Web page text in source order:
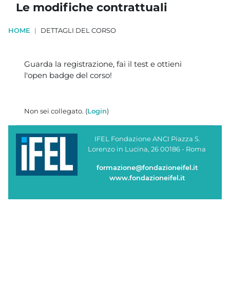
Le modifiche contrattuali
HOME DETTAGLI DEL CORSO
Blocchi
Guarda la registrazione, fai il test e ottieni
l'open badge del corso!
Non sei collegato. (Login)
IFEL Fondazione ANCI Piazza S.
Lorenzo in Lucina, 26 00186 - Roma
formazione@fondazioneifel.it
www.fondazioneifel.it